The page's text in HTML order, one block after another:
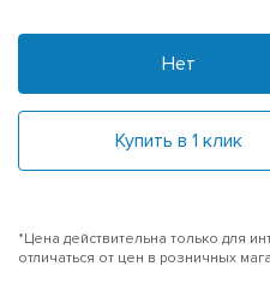
Нет
Купить в 1 клик
*Цена действительна только для
отличаться от цен в розничных